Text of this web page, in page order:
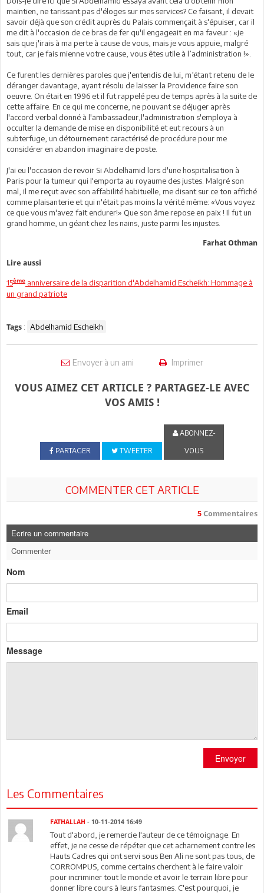
maintien, ne tarissant pas d'éloges sur mes services? Ce faisant, il devait
savoir déjà que son crédit auprès du Palais commençait à s'épuiser, car il
me dit à l'occasion de ce bras de fer qu'il engageait en ma faveur : «je
sais que j'irais à ma perte à cause de vous, mais je vous appuie, malgré
tout, car je fais mienne votre cause, vous êtes utile à l’administration !».
Ce furent les dernières paroles que j'entendis de lui, m’étant retenu de le
déranger davantage, ayant résolu de laisser la Providence faire son
oeuvre. On était en 1996 et il fut rappelé peu de temps après à la suite de
cette affaire. En ce qui me concerne, ne pouvant se déjuger après
l'accord verbal donné à l'ambassadeur,l'administration s'employa à
occulter la demande de mise en disponibilité et eut recours à un
subterfuge, un détournement caractérisé de procédure pour me
considérer en abandon imaginaire de poste.
J'ai eu l'occasion de revoir Si Abdelhamid lors d'une hospitalisation à
Paris pour la tumeur qui l'emporta au royaume des justes. Malgré son
mal, il me reçut avec son affabilité habituelle, me disant sur ce ton affiché
comme plaisanterie et qui n'était pas moins la vérité même: «Vous voyez
ce que vous m'avez fait endurer!» Que son âme repose en paix ! Il fut un
grand homme, un géant chez les nains, juste parmi les injustes.
Farhat Othman
Lire aussi
15ème anniversaire de la disparition d'Abdelhamid Escheikh: Hommage à
un grand patriote
Tags : Abdelhamid Escheikh
Envoyer à un ami Imprimer
VOUS AIMEZ CET ARTICLE ? PARTAGEZ-LE AVEC
VOS AMIS !
PARTAGER TWEETER
ABONNEZ-
VOUS
COMMENTER CET ARTICLE
5 Commentaires
Ecrire un commentaire
Commenter
Nom
Email
Message
Envoyer
Les Commentaires
FATHALLAH - 10-11-2014 16:49
Tout d'abord, je remercie l'auteur de ce témoignage. En
effet, je ne cesse de répéter que cet acharnement contre les
Hauts Cadres qui ont servi sous Ben Ali ne sont pas tous, de
CORROMPUS, comme certains cherchent à le faire valoir
pour incriminer tout le monde et avoir le terrain libre pour
donner libre cours à leurs fantasmes. C'est pourquoi, je